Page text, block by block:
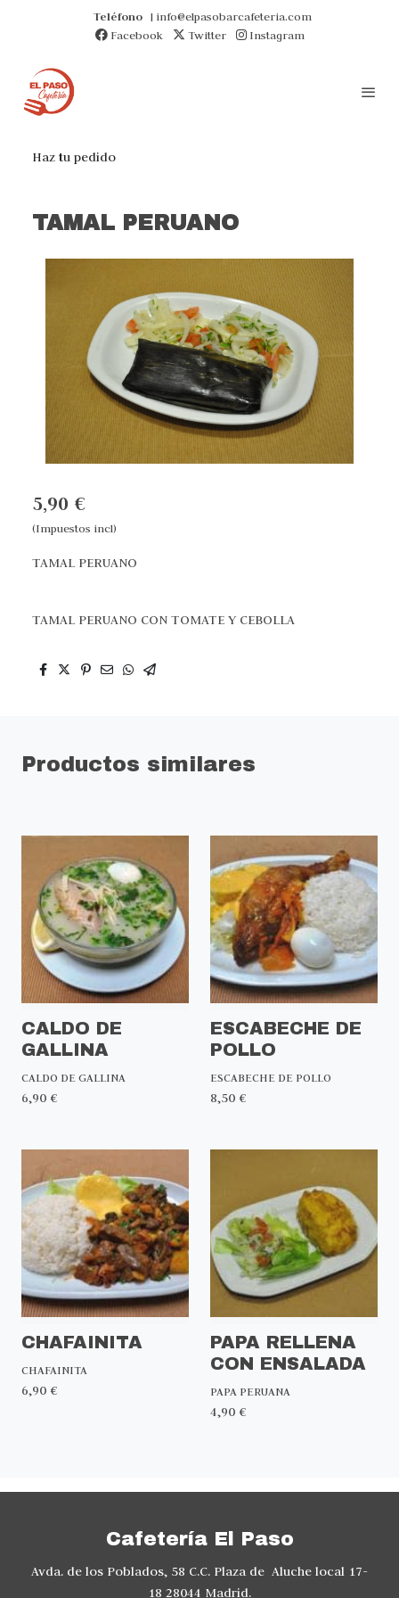
Teléfono| info@elpasobarcafeteria.com
Facebook
Twitter Instagram
Haz tu pedido
TAMAL PERUANO
5,90 €
(Impuestos incl)
TAMAL PERUANO
TAMAL PERUANO CON TOMATE Y CEBOLLA
Productos similares
CALDO DE
GALLINA
CALDO DE GALLINA
6,90 €
ESCABECHE DE
POLLO
ESCABECHE DE POLLO
8,50 €
CHAFAINITA
CHAFAINITA
6,90 €
PAPA RELLENA
CON ENSALADA
PAPA PERUANA
4,90 €
Cafetería El Paso
Avda. de los Poblados, 58 C.C. Plaza de Aluche local 17-
18 28044 Madrid.